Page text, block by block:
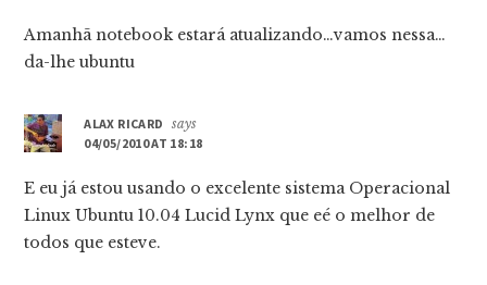
Amanhã notebook estará atualizando…vamos nessa…
da-lhe ubuntu
ALAX RICARD
says
04/05/2010 AT 18:18
E eu já estou usando o excelente sistema Operacional
Linux Ubuntu 10.04 Lucid Lynx que eé o melhor de
todos que esteve.